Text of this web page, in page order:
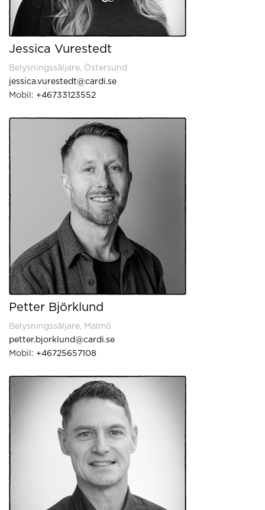
Jessica Vurestedt
Belysningssäljare, Östersund
jessica.vurestedt@cardi.se
Mobil: +46733123552
Petter Björklund
Belysningssäljare, Malmö
petter.bjorklund@cardi.se
Mobil: +46725657108